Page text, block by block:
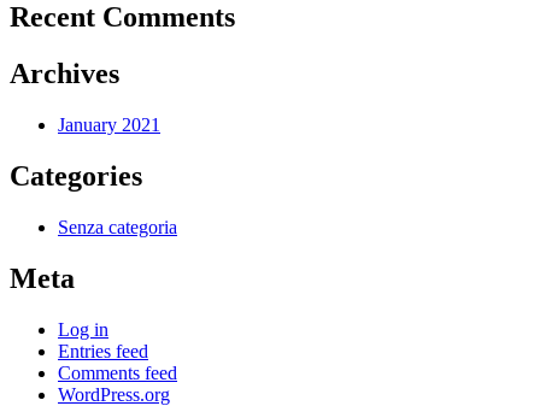
Recent Comments
Archives
January 2021
Categories
Senza categoria
Meta
Log in
Entries feed
Comments feed
WordPress.org